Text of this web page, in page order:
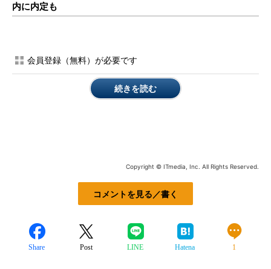
内に内定も
会員登録（無料）が必要です
続きを読む
Copyright © ITmedia, Inc. All Rights Reserved.
コメントを見る／書く
Share Post LINE Hatena 1